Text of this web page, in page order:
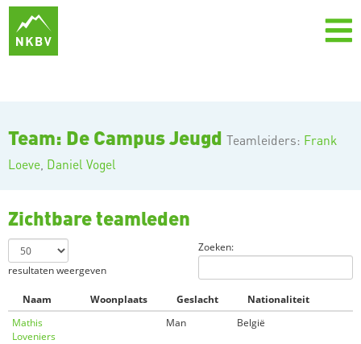
Team: De Campus Jeugd Teamleiders: Frank
Loeve, Daniel Vogel
Zichtbare teamleden
resultaten weergeven
Zoeken:
Naam Woonplaats Geslacht
Nationaliteit
Mathis
Loveniers
Man België